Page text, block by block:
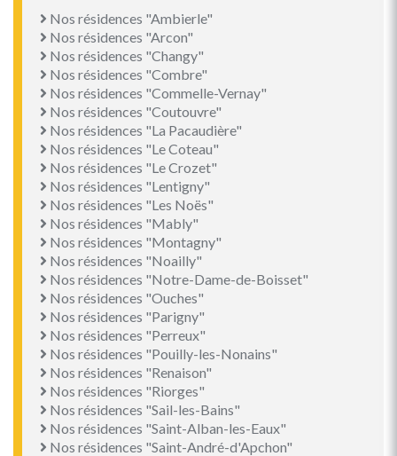
Nos résidences "Ambierle"
Nos résidences "Arcon"
Nos résidences "Changy"
Nos résidences "Combre"
Nos résidences "Commelle-Vernay"
Nos résidences "Coutouvre"
Nos résidences "La Pacaudière"
Nos résidences "Le Coteau"
Nos résidences "Le Crozet"
Nos résidences "Lentigny"
Nos résidences "Les Noës"
Nos résidences "Mably"
Nos résidences "Montagny"
Nos résidences "Noailly"
Nos résidences "Notre-Dame-de-Boisset"
Nos résidences "Ouches"
Nos résidences "Parigny"
Nos résidences "Perreux"
Nos résidences "Pouilly-les-Nonains"
Nos résidences "Renaison"
Nos résidences "Riorges"
Nos résidences "Sail-les-Bains"
Nos résidences "Saint-Alban-les-Eaux"
Nos résidences "Saint-André-d'Apchon"